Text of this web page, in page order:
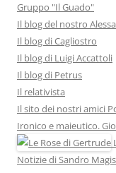
Gruppo "Il Guado"
Il blog del nostro
Il blog di Cagliostro
Il blog di Luigi Accattoli
Il blog di Petrus
Il relativista
Il sito dei nostri amici
Ironico e maieutico.
Notizie di Sandro